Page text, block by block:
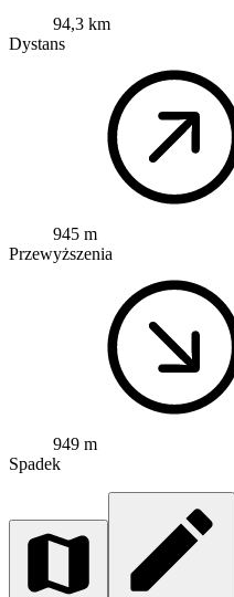
94,3 km
Dystans
945 m
Przewyższenia
949 m
Spadek